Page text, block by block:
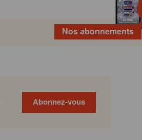
Nos abonnements
Abonnez-vous